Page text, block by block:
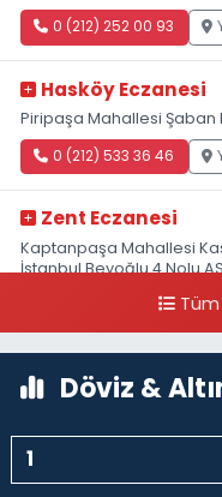
0 (212) 252 00 93
Hasköy Eczanesi
Piripaşa Mahallesi Şaban
0 (212) 533 36 46
Zent Eczanesi
Kaptanpaşa Mahallesi
İstanbul Beyoğlu 4 Nolu
0 (212) 297 96 92
Döviz &